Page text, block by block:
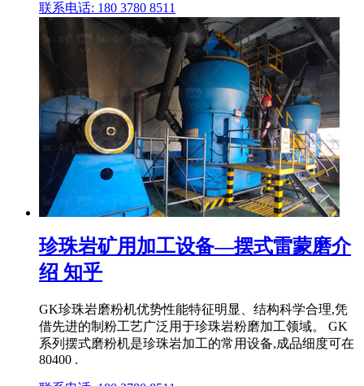
联系电话: 180 3780 8511
珍珠岩矿用加工设备—摆式雷蒙磨介
绍 知乎
GK珍珠岩磨粉机优势性能特征明显、结构科学合理,凭
借先进的制粉工艺广泛用于珍珠岩粉磨加工领域。 GK
系列摆式磨粉机是珍珠岩加工的常用设备,成品细度可在
80400 .